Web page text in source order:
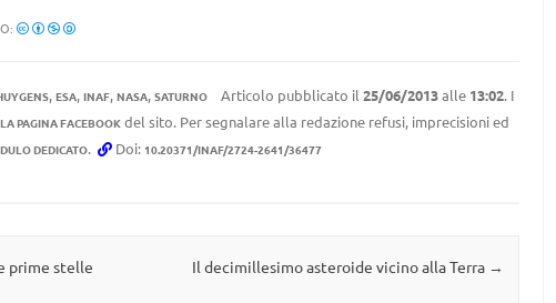
, ESA, INAF, NASA, SATURNO Articolo pubblicato il 25/06/2013alle 13:02. I
PAGINA FACEBOOKdel sito. Per segnalare alla redazione refusi, imprecisioni ed
DEDICATO. Doi: 10.20371/INAF/2724-2641/36477
prime stelle Il decimillesimo asteroide vicino alla Terra →